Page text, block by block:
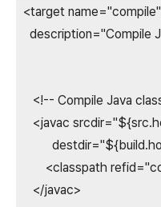
<target
description="Compile
<!-- Compile Java
<javac
<classpath
</javac>